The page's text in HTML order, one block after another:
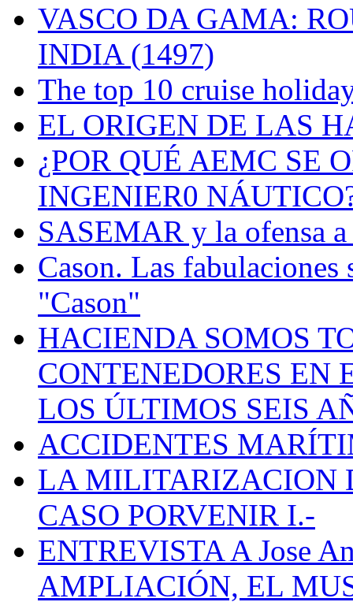
VASCO DA GAMA:
INDIA (1497)
The top 10 cruise
EL ORIGEN DE LAS
¿POR QUÉ AEMC SE
INGENIER0
SASEMAR y la ofensa a
Cason. Las fabulaciones
"Cason"
HACIENDA SOMOS
CONTENEDORES EN
LOS ÚLTIMOS SEIS
ACCIDENTES
LA MILITARIZACION
CASO PORVENIR I.-
ENTREVISTA A Jose
AMPLIACIÓN, EL